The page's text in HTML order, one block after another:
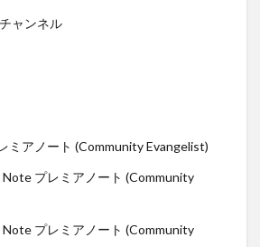
ャンネル
ミアノート (Community Evangelist)
Note プレミアノート (Community
Note プレミアノート (Community